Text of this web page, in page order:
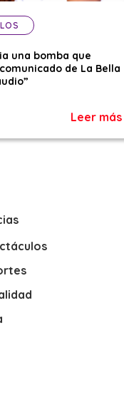
una bomba que
de La Bella
Leer más